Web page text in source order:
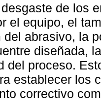
de los
el equipo, el
del abrasivo, la
diseñada,
del proceso.
establecer los
correctivo